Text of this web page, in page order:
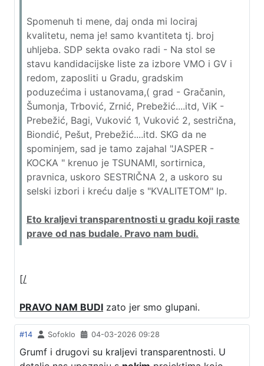
Spomenuh ti mene, daj onda mi lociraj
kvalitetu, nema je! samo kvantiteta tj. broj
uhljeba. SDP sekta ovako radi - Na stol se
stavu kandidacijske liste za izbore VMO i GV i
redom, zaposliti u Gradu, gradskim
poduzećima i ustanovama,( grad - Gračanin,
Šumonja, Trbović, Zrnić, Prebežić....itd, ViK -
Prebežić, Bagi, Vuković 1, Vuković 2, sestrična,
Biondić, Pešut, Prebežić....itd. SKG da ne
spominjem, sad je tamo zajahal "JASPER -
KOCKA " krenuo je TSUNAMI, sortirnica,
pravnica, uskoro SESTRIČNA 2, a uskoro su
selski izbori i kreću dalje s "KVALITETOM" lp.
Eto kraljevi transparentnosti u gradu koji raste
prave od nas budale. Pravo nam budi.
[/
PRAVO NAM BUDI zato jer smo glupani.
#14 Sofoklo 04-03-2026 09:28
Grumf i drugovi su kraljevi transparentnosti. U